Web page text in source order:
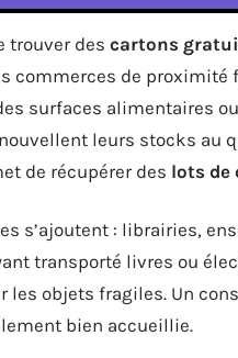
trouver des cartons
commerces de
surfaces alimentaires
leurs stocks au
de récupérer des lots de
s’ajoutent : librairies,
transporté livres ou
les objets fragiles. Un
bien accueillie.